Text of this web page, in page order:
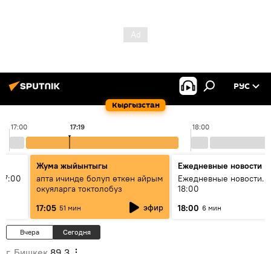
Кыргызстан
РУС
17:00 18:00
17:19
Жума жыйынтыгы
апта ичинде болуп өткөн айрым
окуяларга токтолобуз
17:05 51 мин эфир
Ежедневные новости
Ежедневные новости.
18:00
18:00 6 мин
Вчера Сегодня